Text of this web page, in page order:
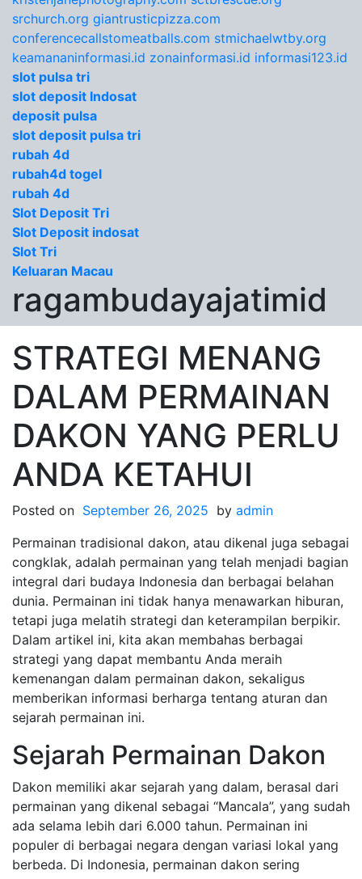
srchurch.org giantrusticpizza.com
conferencecallstomeatballs.com stmichaelwtby.org
keamananinformasi.id zonainformasi.id informasi123.id
slot pulsa tri
slot deposit Indosat
deposit pulsa
slot deposit pulsa tri
rubah 4d
rubah4d togel
rubah 4d
Slot Deposit Tri
Slot Deposit indosat
Slot Tri
Keluaran Macau
ragambudayajatimid
STRATEGI MENANG
DALAM PERMAINAN
DAKON YANG PERLU
ANDA KETAHUI
Posted on September 26, 2025 by admin
Permainan tradisional dakon, atau dikenal juga sebagai
congklak, adalah permainan yang telah menjadi bagian
integral dari budaya Indonesia dan berbagai belahan
dunia. Permainan ini tidak hanya menawarkan hiburan,
tetapi juga melatih strategi dan keterampilan berpikir.
Dalam artikel ini, kita akan membahas berbagai
strategi yang dapat membantu Anda meraih
kemenangan dalam permainan dakon, sekaligus
memberikan informasi berharga tentang aturan dan
sejarah permainan ini.
Sejarah Permainan Dakon
Dakon memiliki akar sejarah yang dalam, berasal dari
permainan yang dikenal sebagai “Mancala”, yang sudah
ada selama lebih dari 6.000 tahun. Permainan ini
populer di berbagai negara dengan variasi lokal yang
berbeda. Di Indonesia, permainan dakon sering